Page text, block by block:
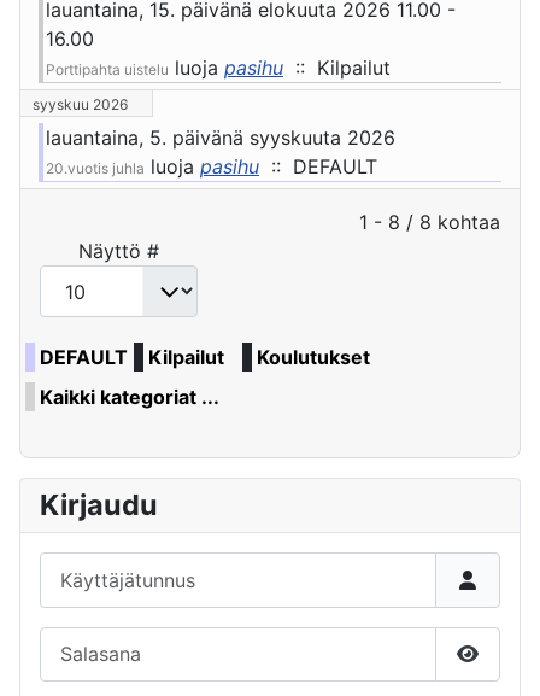
lauantaina, 15. päivänä elokuuta 2026 11.00 -
16.00
Porttipahta uistelu luoja pasihu :: Kilpailut
syyskuu 2026
lauantaina, 5. päivänä syyskuuta 2026
20.vuotis juhla luoja pasihu :: DEFAULT
Pagination List Limit
1 - 8 / 8 kohtaa
Näyttö #
DEFAULT Kilpailut
Koulutukset
Kaikki kategoriat ...
Kirjaudu
Näytä